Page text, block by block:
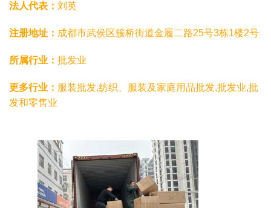
法人代表： 刘英
注册地址： 成都市武侯区簇桥街道金履二路25号3栋1楼2号
所属行业： 批发业
更多行业： 服装批发,纺织、服装及家庭用品批发,批发业,批
发和零售业